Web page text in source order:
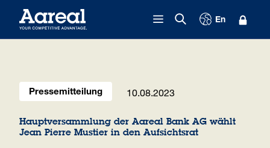
En
Pressemitteilung 10.08.2023
Hauptversammlung der Aareal Bank AG wählt
Jean Pierre Mustier in den Aufsichtsrat